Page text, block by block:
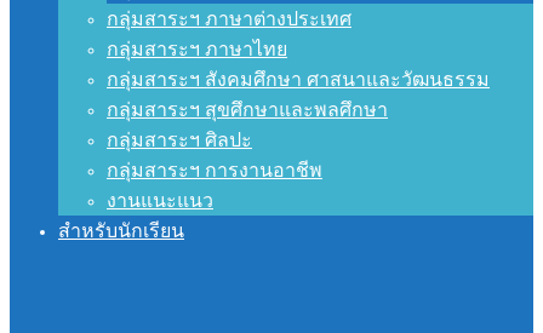
กลุ่มสาระฯ ภาษาต่างประเทศ
กลุ่มสาระฯ ภาษาไทย
กลุ่มสาระฯ สังคมศึกษา ศาสนาและวัฒนธรรม
กลุ่มสาระฯ สุขศึกษาและพลศึกษา
กลุ่มสาระฯ ศิลปะ
กลุ่มสาระฯ การงานอาชีพ
งานแนะแนว
สำหรับนักเรียน